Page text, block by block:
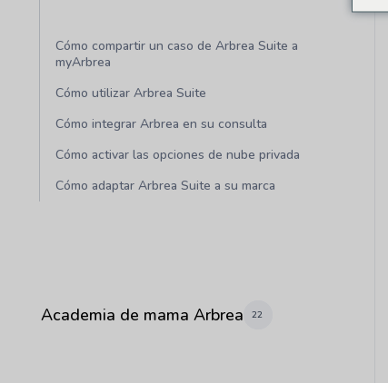
Cómo compartir un caso de Arbrea Suite a
myArbrea
Cómo utilizar Arbrea Suite
Cómo integrar Arbrea en su consulta
Cómo activar las opciones de nube privada
Cómo adaptar Arbrea Suite a su marca
Academia de mama Arbrea 22